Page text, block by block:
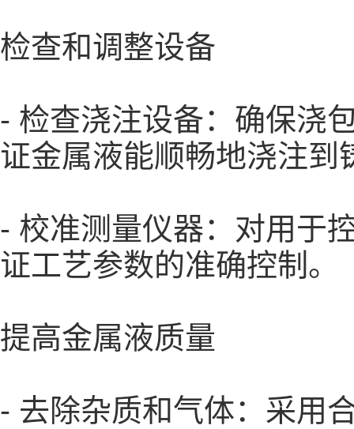
检查和调整设备
- 检查浇注设备：确保浇
证金属液能顺畅地浇注到
- 校准测量仪器：对用于
证工艺参数的准确控制。
提高金属液质量
- 去除杂质和气体：采用